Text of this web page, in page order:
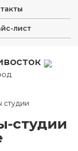
лист
студии
студии